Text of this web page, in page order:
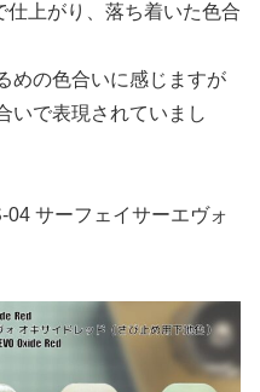
上がり、落ち着いた色合
めの色合いに感じますが
いで表現されていまし
サーフェイサーエヴォ